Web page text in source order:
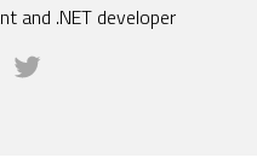
and .NET developer